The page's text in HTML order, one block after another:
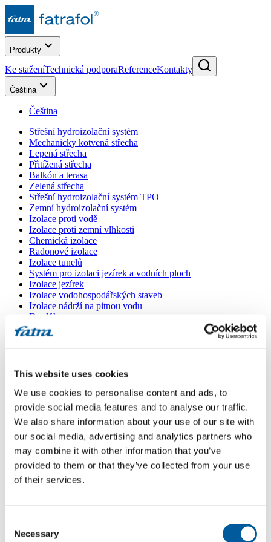
This website uses cookies
We use cookies to personalise content and ads, to
provide social media features and to analyse our traffic.
We also share information about your use of our site with
our social media, advertising and analytics partners who
may combine it with other information that you’ve
provided to them or that they’ve collected from your use
of their services.
Selection
Necessary
Produkty
Ke staženíTechnická podporaReferenceKontakty
Čeština
Čeština
Střešní hydroizolační systém
Mechanicky kotvená střecha
Lepená střecha
Přitížená střecha
Balkón a terasa
Zelená střecha
Střešní hydroizolační systém TPO
Zemní hydroizolační systém
Izolace proti vodě
Izolace proti zemní vlhkosti
Chemická izolace
Radonové izolace
Izolace tunelů
Systém pro izolaci jezírek a vodních ploch
Izolace jezírek
Izolace vodohospodářských staveb
Izolace nádrží na pitnou vodu
Doplňky
Kašírované plechy FATRANYL
Profil FATRAFAST s výztuží
Parozábrana a tepelná izolace
Lepidla
Ostatní doplňky
Pokládka foĺie fatrafol